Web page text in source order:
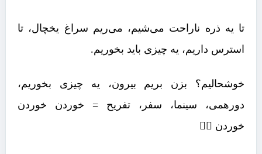
تا یه ذره ناراحت می‌شیم، می‌ریم سراغ یخچال،‌ تا
استرس داریم، یه چیزی باید بخوریم.
خوشحالیم؟ بزن بریم بیرون، یه چیزی بخوریم،
دورهمی، سینما، سفر، تفریح = خوردن خوردن
خوردن 😵‍💫